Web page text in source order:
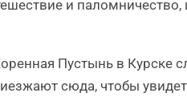
и
Пустынь в Курске
сюда, чтобы